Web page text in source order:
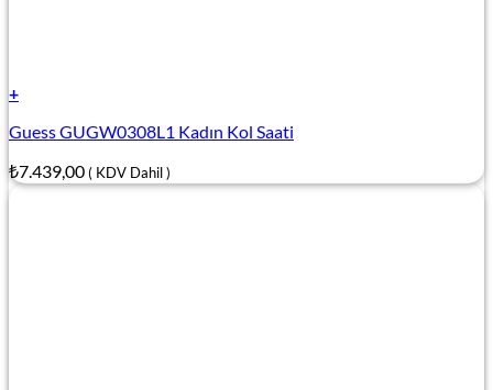
+
Guess GUGW0308L1 Kadın Kol Saati
₺7.439,00( KDV Dahil )